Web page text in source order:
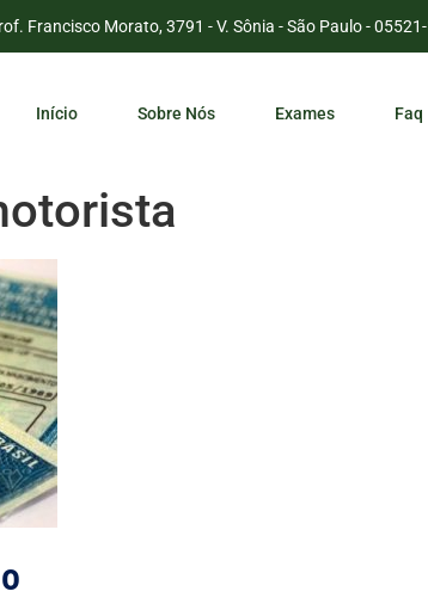
Francisco Morato, 3791 - V. Sônia - São Paulo -
Início Sobre Nós Exames Faq